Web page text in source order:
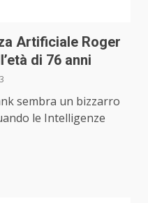
Artificiale Roger
di 76 anni
sembra un bizzarro
le Intelligenze